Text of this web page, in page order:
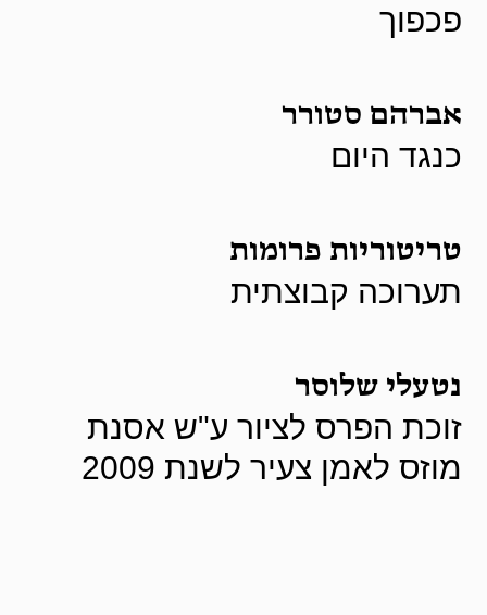
פכפוך
אברהם סטורר
כנגד היום
טריטוריות פרומות
תערוכה קבוצתית
נטעלי שלוסר
זוכת הפרס לציור ע"ש אסנת
מוזס לאמן צעיר לשנת 2009